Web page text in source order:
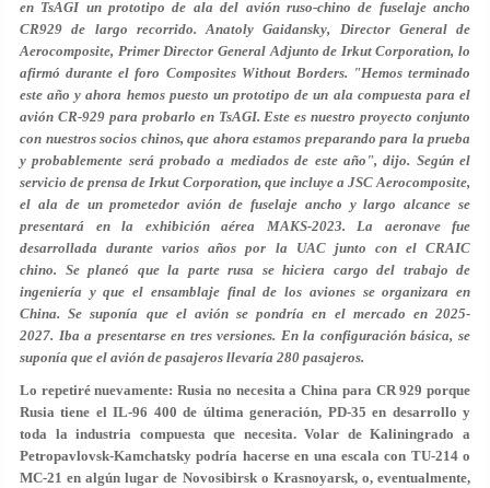
en TsAGI un prototipo de ala del avión ruso-chino de fuselaje ancho
CR929 de largo recorrido. Anatoly Gaidansky, Director General de
Aerocomposite, Primer Director General Adjunto de Irkut Corporation, lo
afirmó durante el foro Composites Without Borders. "Hemos terminado
este año y ahora hemos puesto un prototipo de un ala compuesta para el
avión CR-929 para probarlo en TsAGI. Este es nuestro proyecto conjunto
con nuestros socios chinos, que ahora estamos preparando para la prueba
y probablemente será probado a mediados de este año", dijo. Según el
servicio de prensa de Irkut Corporation, que incluye a JSC Aerocomposite,
el ala de un prometedor avión de fuselaje ancho y largo alcance se
presentará en la exhibición aérea MAKS-2023. La aeronave fue
desarrollada durante varios años por la UAC junto con el CRAIC
chino. Se planeó que la parte rusa se hiciera cargo del trabajo de
ingeniería y que el ensamblaje final de los aviones se organizara en
China. Se suponía que el avión se pondría en el mercado en 2025-
2027. Iba a presentarse en tres versiones. En la configuración básica, se
suponía que el avión de pasajeros llevaría 280 pasajeros.
Lo repetiré nuevamente: Rusia no necesita a China para CR 929 porque
Rusia tiene el IL-96 400 de última generación, PD-35 en desarrollo y
toda la industria compuesta que necesita. Volar de Kaliningrado a
Petropavlovsk-Kamchatsky podría hacerse en una escala con TU-214 o
MC-21 en algún lugar de Novosibirsk o Krasnoyarsk, o, eventualmente,